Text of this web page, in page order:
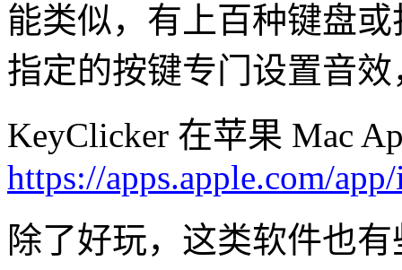
能类似，有上百种键盘
指定的按键专门设置音
KeyClicker 在苹果 Mac
https://apps.apple.com/
除了好玩，这类软件也